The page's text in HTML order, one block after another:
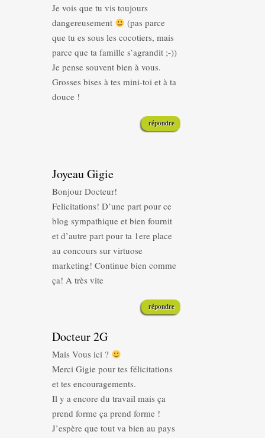
Je vois que tu vis toujours
dangereusement
(pas parce
que tu es sous les cocotiers, mais
parce que ta famille s’agrandit ;-))
Je pense souvent bien à vous.
Grosses bises à tes mini-toi et à ta
douce !
répondre
Joyeau Gigie
Bonjour Docteur!
Felicitations! D’une part pour ce
blog sympathique et bien fournit
et d’autre part pour ta 1ere place
au concours sur virtuose
marketing! Continue bien comme
ça! A très vite
répondre
Docteur 2G
Mais Vous ici ?
Merci Gigie pour tes félicitations
et tes encouragements.
Il y a encore du travail mais ça
prend forme ça prend forme !
J’espère que tout va bien au pays